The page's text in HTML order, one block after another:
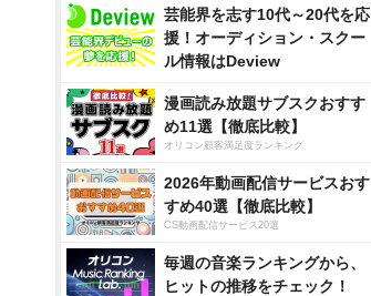
芸能界を志す10代～20代を応
援！オーディション・スクー
ル情報はDeview
漫画読み放題サブスクおすす
め11選【徹底比較】
オリコン顧客満足度ランキング
2026年動画配信サービスおす
すめ40選【徹底比較】
CS動画配信サービス20選
毎週の音楽ランキングから、
ヒットの推移をチェック！